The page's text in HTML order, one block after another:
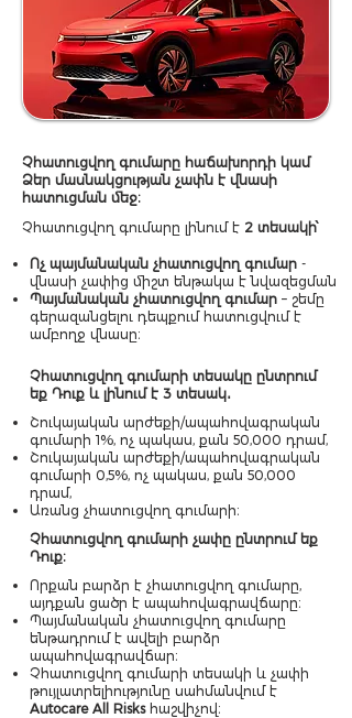
Չհատուցվող գումարը հաճախորդի կամ
Ձեր մասնակցության չափն է վնասի
հատուցման մեջ։
Չհատուցվող գումարը լինում է 2 տեսակի՝
Ոչ պայմանական չհատուցվող գումար -
վնասի չափից միշտ ենթակա է նվազեցման
Պայմանական չհատուցվող գումար – շեմը
գերազանցելու դեպքում հատուցվում է
ամբողջ վնասը։
Չհատուցվող գումարի տեսակը ընտրում
եք Դուք և լինում է 3 տեսակ․
Շուկայական արժեքի/ապահովագրական
գումարի 1%, ոչ պակաս, քան 50,000 դրամ,
Շուկայական արժեքի/ապահովագրական
գումարի 0,5%, ոչ պակաս, քան 50,000
դրամ,
Առանց չհատուցվող գումարի։
Չհատուցվող գումարի չափը ընտրում եք
Դուք։
Որքան բարձր է չհատուցվող գումարը,
այդքան ցածր է ապահովագրավճարը։
Պայմանական չհատուցվող գումարը
ենթադրում է ավելի բարձր
ապահովագրավճար։
Չհատուցվող գումարի տեսակի և չափի
թույլատրելիությունը սահմանվում է
Autocare All Risks հաշվիչով։